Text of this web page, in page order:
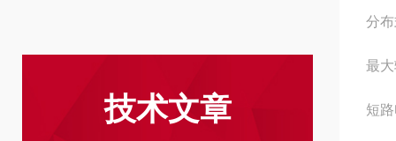
技术文章
分
最
短